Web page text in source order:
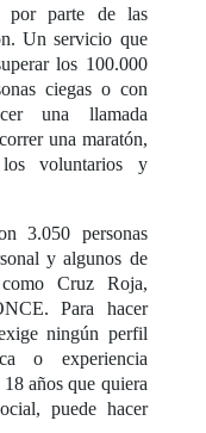
por parte de las
Un servicio que
los 100.000
ciegas o con
una llamada
una maratón,
voluntarios y
3.050 personas
y algunos de
Cruz Roja,
Para hacer
ningún perfil
o experiencia
años que quiera
puede hacer